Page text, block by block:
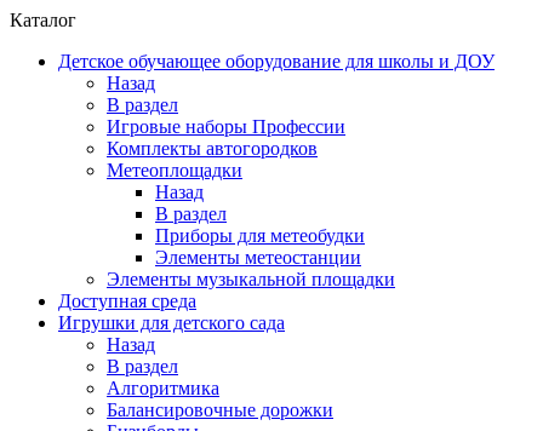
Каталог
Детское обучающее оборудование для школы и ДОУ
Назад
В раздел
Игровые наборы Профессии
Комплекты автогородков
Метеоплощадки
Назад
В раздел
Приборы для метеобудки
Элементы метеостанции
Элементы музыкальной площадки
Доступная среда
Игрушки для детского сада
Назад
В раздел
Алгоритмика
Балансировочные дорожки